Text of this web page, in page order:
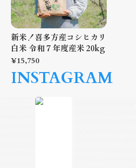
新米！喜多方産コシヒカリ
白米 令和７年度産米 20kg
¥15,750
INSTAGRAM